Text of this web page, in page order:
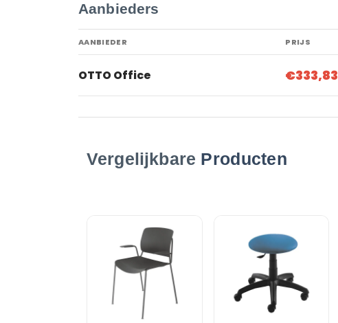
Aanbieders
AANBIEDER PRIJS
OTTO Office €333,83
Vergelijkbare Producten